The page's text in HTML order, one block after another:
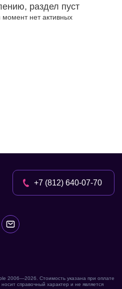
раздел пуст
нет активных
+7 (812) 640-07-70
2006—2026. Стоимость указана при оплате
справочный характер и не является